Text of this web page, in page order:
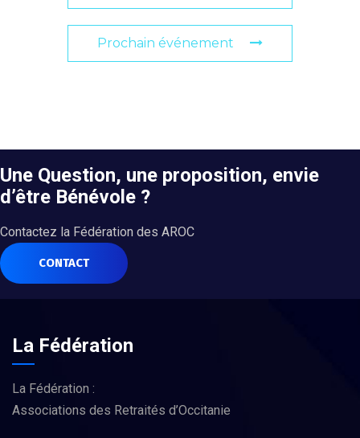
Prochain événement
Une Question, une proposition, envie
d’être Bénévole ?
Contactez la Fédération des AROC
CONTACT
La Fédération
La Fédération :
Associations des Retraités d’Occitanie